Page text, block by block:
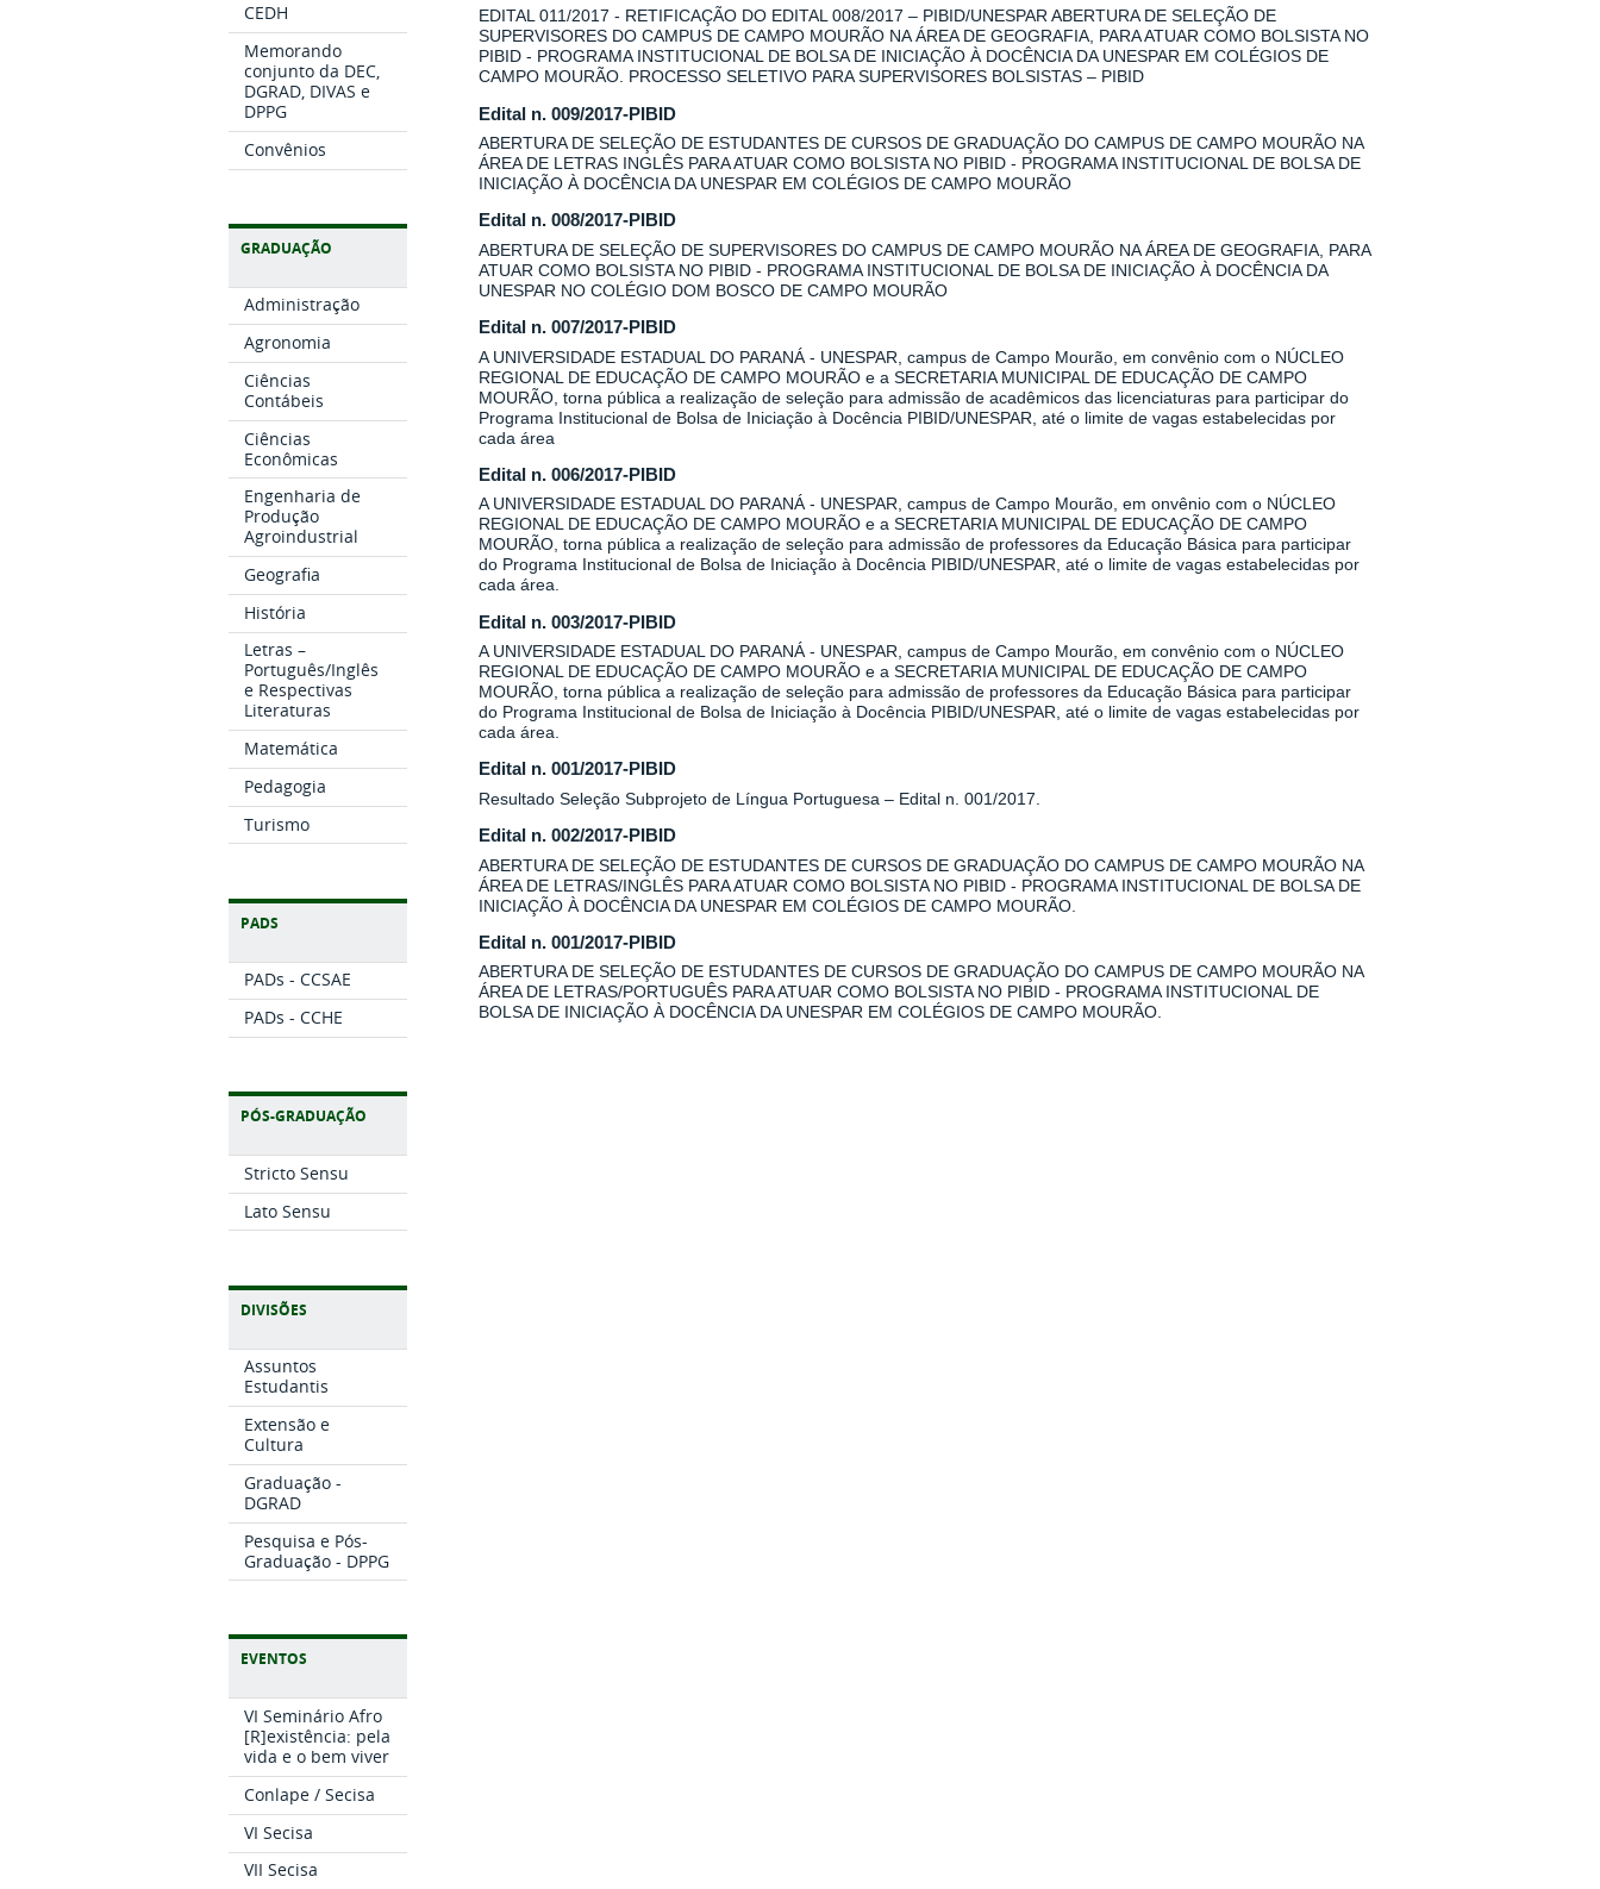
CEDH
Memorando
conjunto da DEC,
DGRAD, DIVAS e
DPPG
Convênios
GRADUAÇÃO
Administração
Agronomia
Ciências
Contábeis
Ciências
Econômicas
Engenharia de
Produção
Agroindustrial
Geografia
História
Letras –
Português/Inglês
e Respectivas
Literaturas
Matemática
Pedagogia
Turismo
PADS
PADs - CCSAE
PADs - CCHE
PÓS-GRADUAÇÃO
Stricto Sensu
Lato Sensu
DIVISÕES
Assuntos
Estudantis
Extensão e
Cultura
Graduação -
DGRAD
Pesquisa e Pós-
Graduação - DPPG
EVENTOS
VI Seminário Afro
[R]existência: pela
vida e o bem viver
Conlape / Secisa
VI Secisa
VII Secisa
EDITAL 011/2017 - RETIFICAÇÃO DO EDITAL 008/2017 – PIBID/UNESPAR ABERTURA DE SELEÇÃO DE
SUPERVISORES DO CAMPUS DE CAMPO MOURÃO NA ÁREA DE GEOGRAFIA, PARA ATUAR COMO BOLSISTA NO
PIBID - PROGRAMA INSTITUCIONAL DE BOLSA DE INICIAÇÃO À DOCÊNCIA DA UNESPAR EM COLÉGIOS DE
CAMPO MOURÃO. PROCESSO SELETIVO PARA SUPERVISORES BOLSISTAS – PIBID
Edital n. 009/2017-PIBID
ABERTURA DE SELEÇÃO DE ESTUDANTES DE CURSOS DE GRADUAÇÃO DO CAMPUS DE CAMPO MOURÃO NA
ÁREA DE LETRAS INGLÊS PARA ATUAR COMO BOLSISTA NO PIBID - PROGRAMA INSTITUCIONAL DE BOLSA DE
INICIAÇÃO À DOCÊNCIA DA UNESPAR EM COLÉGIOS DE CAMPO MOURÃO
Edital n. 008/2017-PIBID
ABERTURA DE SELEÇÃO DE SUPERVISORES DO CAMPUS DE CAMPO MOURÃO NA ÁREA DE GEOGRAFIA, PARA
ATUAR COMO BOLSISTA NO PIBID - PROGRAMA INSTITUCIONAL DE BOLSA DE INICIAÇÃO À DOCÊNCIA DA
UNESPAR NO COLÉGIO DOM BOSCO DE CAMPO MOURÃO
Edital n. 007/2017-PIBID
A UNIVERSIDADE ESTADUAL DO PARANÁ - UNESPAR, campus de Campo Mourão, em convênio com o NÚCLEO
REGIONAL DE EDUCAÇÃO DE CAMPO MOURÃO e a SECRETARIA MUNICIPAL DE EDUCAÇÃO DE CAMPO
MOURÃO, torna pública a realização de seleção para admissão de acadêmicos das licenciaturas para participar do
Programa Institucional de Bolsa de Iniciação à Docência PIBID/UNESPAR, até o limite de vagas estabelecidas por
cada área
Edital n. 006/2017-PIBID
A UNIVERSIDADE ESTADUAL DO PARANÁ - UNESPAR, campus de Campo Mourão, em onvênio com o NÚCLEO
REGIONAL DE EDUCAÇÃO DE CAMPO MOURÃO e a SECRETARIA MUNICIPAL DE EDUCAÇÃO DE CAMPO
MOURÃO, torna pública a realização de seleção para admissão de professores da Educação Básica para participar
do Programa Institucional de Bolsa de Iniciação à Docência PIBID/UNESPAR, até o limite de vagas estabelecidas por
cada área.
Edital n. 003/2017-PIBID
A UNIVERSIDADE ESTADUAL DO PARANÁ - UNESPAR, campus de Campo Mourão, em convênio com o NÚCLEO
REGIONAL DE EDUCAÇÃO DE CAMPO MOURÃO e a SECRETARIA MUNICIPAL DE EDUCAÇÃO DE CAMPO
MOURÃO, torna pública a realização de seleção para admissão de professores da Educação Básica para participar
do Programa Institucional de Bolsa de Iniciação à Docência PIBID/UNESPAR, até o limite de vagas estabelecidas por
cada área.
Edital n. 001/2017-PIBID
Resultado Seleção Subprojeto de Língua Portuguesa – Edital n. 001/2017.
Edital n. 002/2017-PIBID
ABERTURA DE SELEÇÃO DE ESTUDANTES DE CURSOS DE GRADUAÇÃO DO CAMPUS DE CAMPO MOURÃO NA
ÁREA DE LETRAS/INGLÊS PARA ATUAR COMO BOLSISTA NO PIBID - PROGRAMA INSTITUCIONAL DE BOLSA DE
INICIAÇÃO À DOCÊNCIA DA UNESPAR EM COLÉGIOS DE CAMPO MOURÃO.
Edital n. 001/2017-PIBID
ABERTURA DE SELEÇÃO DE ESTUDANTES DE CURSOS DE GRADUAÇÃO DO CAMPUS DE CAMPO MOURÃO NA
ÁREA DE LETRAS/PORTUGUÊS PARA ATUAR COMO BOLSISTA NO PIBID - PROGRAMA INSTITUCIONAL DE
BOLSA DE INICIAÇÃO À DOCÊNCIA DA UNESPAR EM COLÉGIOS DE CAMPO MOURÃO.